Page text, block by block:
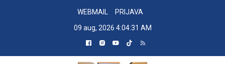
WEBMAIL
PRIJAVA
09 aug, 2026 4:04:32 AM